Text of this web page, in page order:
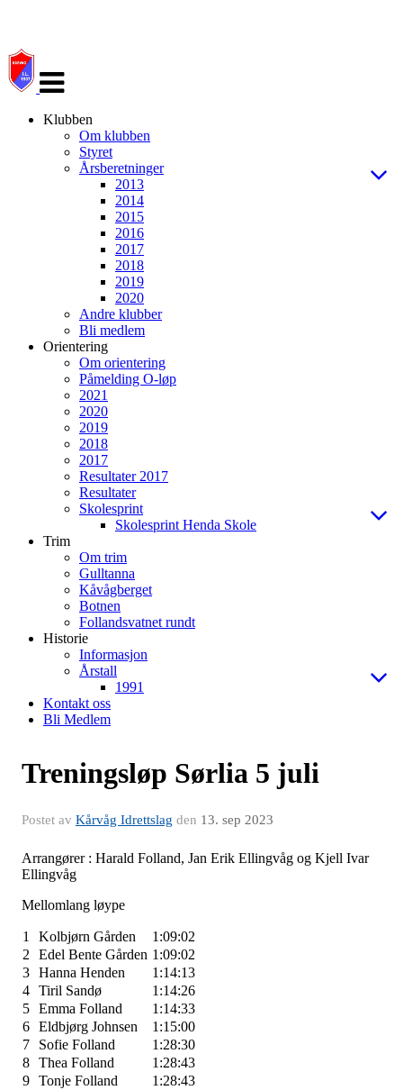
navigasjon
Klubben
Om klubben
Styret
Årsberetninger
2013
2014
2015
2016
2017
2018
2019
2020
Andre klubber
Bli medlem
Orientering
Om orientering
Påmelding O-løp
2021
2020
2019
2018
2017
Resultater 2017
Resultater
Skolesprint
Skolesprint Henda Skole
Trim
Om trim
Gulltanna
Kåvågberget
Botnen
Follandsvatnet rundt
Historie
Informasjon
Årstall
1991
Kontakt oss
Bli Medlem
Treningsløp Sørlia 5 juli
Postet av Kårvåg Idrettslag den 13. sep 2023
Arrangører : Harald Folland, Jan Erik Ellingvåg og Kjell Ivar
Ellingvåg
Mellomlang løype
1 Kolbjørn Gården
1:09:02
2
Edel Bente Gården 1:09:02
3 Hanna Henden
1:14:13
4 Tiril Sandø
1:14:26
5 Emma Folland
1:14:33
6 Eldbjørg Johnsen
1:15:00
7
Sofie Folland
1:28:30
8 Thea Folland
1:28:43
9 Tonje Folland
1:28:43